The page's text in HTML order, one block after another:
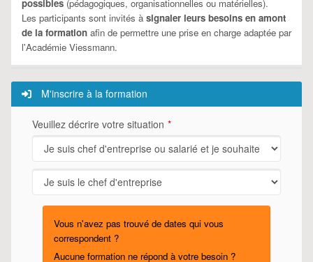
possibles (pédagogiques, organisationnelles ou matérielles).
Les participants sont invités à signaler leurs besoins en amont
de la formation afin de permettre une prise en charge adaptée par
l'Académie Viessmann.
M'inscrire à la formation
Veuillez décrire votre situation
Vous n'avez pas trouvé de dates qui vous
correspondent ?
Aucune formation ne répond à votre besoin ?